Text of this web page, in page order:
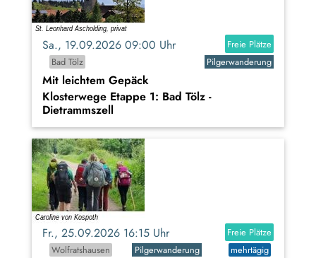
Sa., 19.09.2026 09:00 Uhr
Freie Plätze
Bad Tölz
Pilgerwanderung
Mit leichtem Gepäck
Klosterwege Etappe 1: Bad Tölz -
Dietrammszell
Fr., 25.09.2026 16:15 Uhr
Freie Plätze
Wolfratshausen
Pilgerwanderung mehrtägig